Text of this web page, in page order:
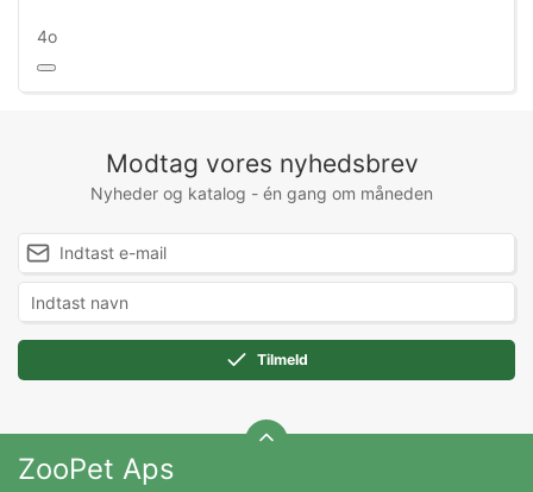
4o
Modtag vores nyhedsbrev
Nyheder og katalog - én gang om måneden
Tilmeld
ZooPet Aps